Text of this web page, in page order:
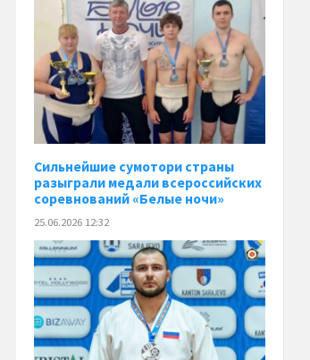
Сильнейшие сумотори страны
разыграли медали всероссийских
соревнований «Белые ночи»
25.06.2026 12:32